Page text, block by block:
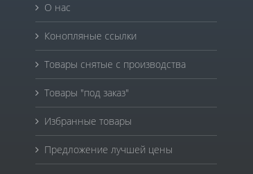
О нас
Конопляные ссылки
Товары снятые с производства
Товары "под заказ"
Избранные товары
Предложение лучшей цены